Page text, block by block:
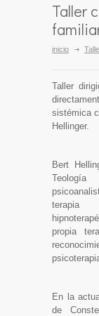
Taller
inicio
Taller
sistémica
Hellinger.
Bert
terapia
propia
En la
de